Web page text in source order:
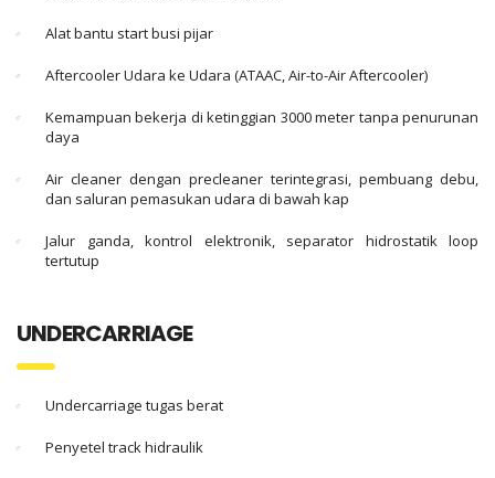
Alat bantu start busi pijar
Aftercooler Udara ke Udara (ATAAC, Air-to-Air Aftercooler)
Kemampuan bekerja di ketinggian 3000 meter tanpa penurunan
daya
Air cleaner dengan precleaner terintegrasi, pembuang debu,
dan saluran pemasukan udara di bawah kap
Jalur ganda, kontrol elektronik, separator hidrostatik loop
tertutup
UNDERCARRIAGE
Undercarriage tugas berat
Penyetel track hidraulik